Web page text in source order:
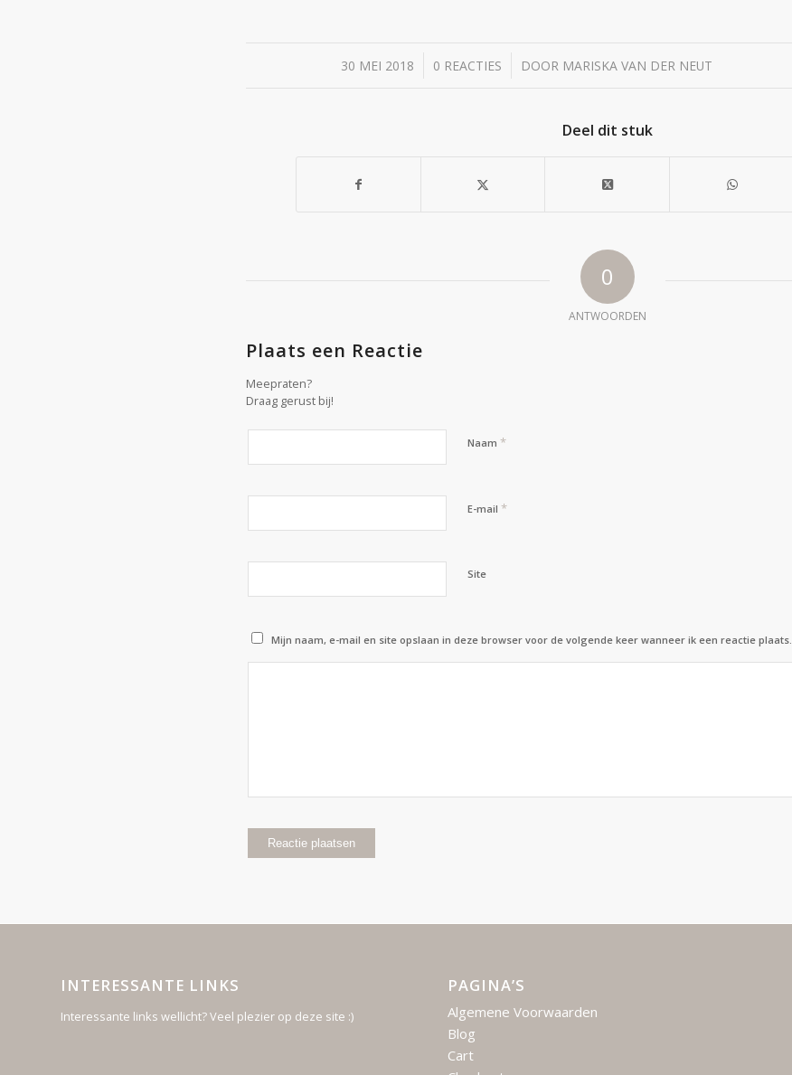
30 MEI 2018
/ 0 REACTIES
/ DOOR MARISKA VAN DER NEUT
Deel dit stuk
0
ANTWOORDEN
Plaats een Reactie
Meepraten?
Draag gerust bij!
Naam *
E-mail *
Site
Mijn naam, e-mail en site opslaan in deze browser voor de volgende keer wanneer ik een reactie plaats.
INTERESSANTE LINKS
Interessante links wellicht? Veel plezier op deze site :)
PAGINA’S
Algemene Voorwaarden
Blog
Cart